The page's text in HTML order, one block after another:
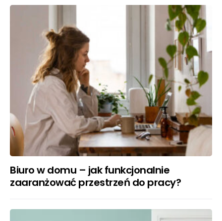
Biuro w domu – jak funkcjonalnie
zaaranżować przestrzeń do pracy?